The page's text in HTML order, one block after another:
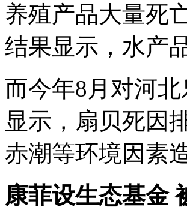
养殖产品大量死
结果显示，水产
而今年8月对河
显示，扇贝死因
赤潮等环境因素
康菲设生态基金